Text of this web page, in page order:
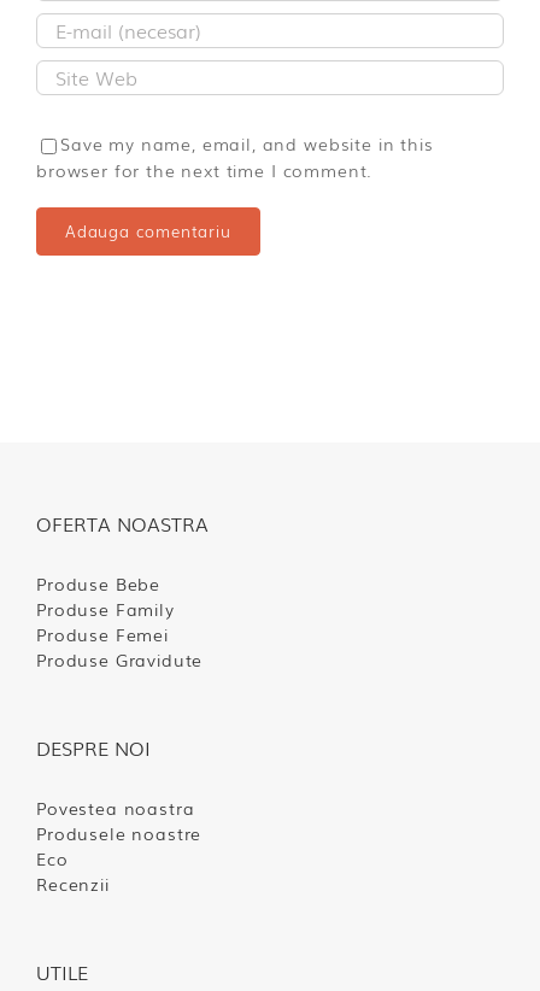
Save my name, email, and website in this
browser for the next time I comment.
OFERTA NOASTRA
Produse Bebe
Produse Family
Produse Femei
Produse Gravidute
DESPRE NOI
Povestea noastra
Produsele noastre
Eco
Recenzii
UTILE